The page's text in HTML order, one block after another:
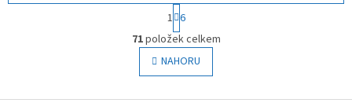
O
v
l
á
S
t
r
á
n
k
1 6
71položek celkem
NAHORU